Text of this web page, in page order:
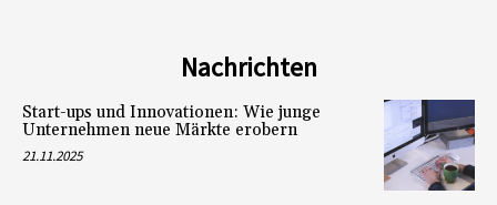
Nachrichten
Start-ups und Innovationen: Wie junge
Unternehmen neue Märkte erobern
21.11.2025